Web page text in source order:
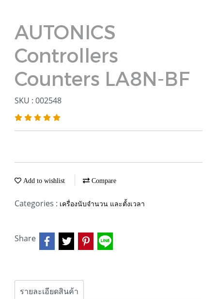
AUTONICS
Controllers
Counters LA8N-BF
SKU : 002548
Add to wishlist Compare
Categories : เครื่องนับจำนวน และตั้งเวลา
Share
รายละเอียดสินค้า